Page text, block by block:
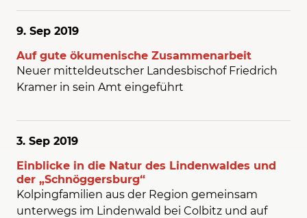
9. Sep 2019
Auf gute ökumenische Zusammenarbeit
Neuer mitteldeutscher Landesbischof Friedrich
Kramer in sein Amt eingeführt
3. Sep 2019
Einblicke in die Natur des Lindenwaldes und
der „Schnöggersburg“
Kolpingfamilien aus der Region gemeinsam
unterwegs im Lindenwald bei Colbitz und auf